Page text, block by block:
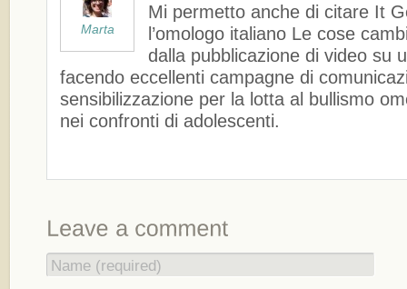
Marta
Mi permetto anche di citare It
l’omologo italiano Le cose
dalla pubblicazione di video su
facendo eccellenti campagne di
sensibilizzazione per la lotta al bullismo
nei confronti di adolescenti.
Name (required)